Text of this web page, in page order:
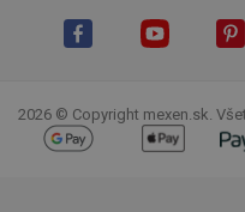
2026 © Copyright mexen.sk.